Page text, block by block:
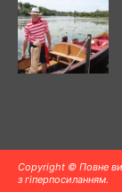
Copyright © Повне
з гіперпосиланням.